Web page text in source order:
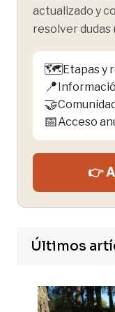
actualizado y
resolver dudas
🗺️Etapas y
📍
🤝
📅Acceso
👉
Últimos